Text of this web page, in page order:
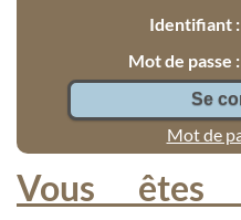
Identifiant :
Mot de passe :
Mot de
Vous êtes